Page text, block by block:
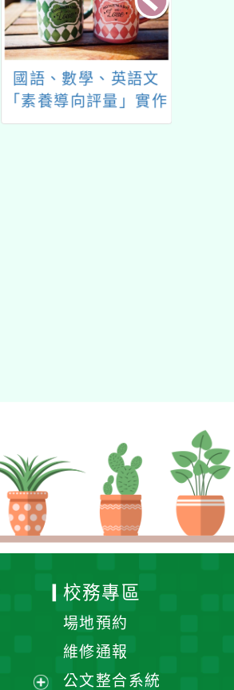
國語、數學、英語文
「素養導向評量」實作
工作坊
校務專區
場地預約
維修通報
公文整合系統